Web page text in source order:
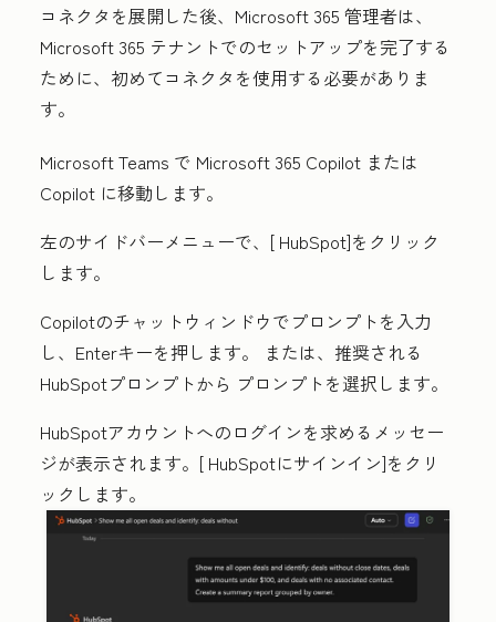
コネクタを展開した後、Microsoft 365 管理者は、
Microsoft 365 テナントでのセットアップを完了する
ために、初めてコネクタを使用する必要がありま
す。
Microsoft Teams で Microsoft 365 Copilot または
Copilot に移動します。
左のサイドバーメニューで、[ HubSpot]をクリック
します。
Copilotのチャットウィンドウでプロンプトを入力
し、 Enterキーを押します。 または、推奨される
HubSpotプロンプトから プロンプトを選択します。
HubSpotアカウントへのログインを求めるメッセー
ジが表示されます。[ HubSpotにサインイン]をクリ
ックします。